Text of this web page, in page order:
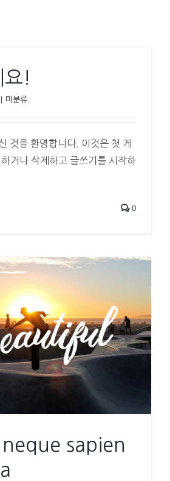
요!
미분류
것을 환영합니다. 이것은 첫 게
거나 삭제하고 글쓰기를 시작하
0
sapien